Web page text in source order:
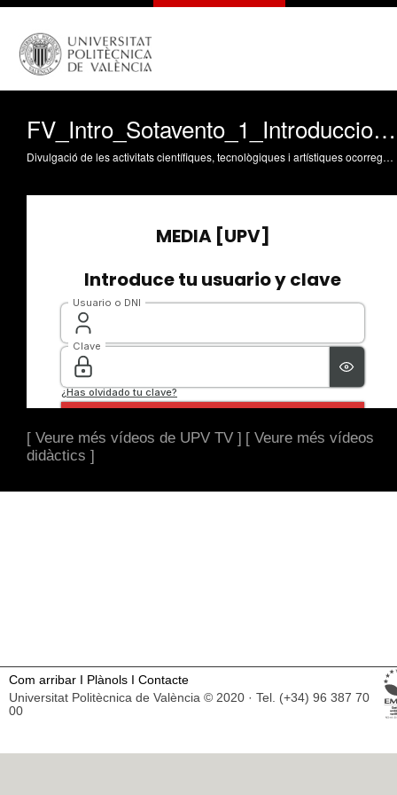
FV_Intro_Sotavento_1_Introduccion_a_la_FV
Divulgació de les activitats científiques, tecnològiques i artístiques ocorregudes en els tres campus de la UPV
[ Veure més vídeos de UPV TV ] [ Veure més vídeos
didàctics ]
Com arribar I Plànols I Contacte
Universitat Politècnica de València © 2020 · Tel. (+34) 96 387 70
00